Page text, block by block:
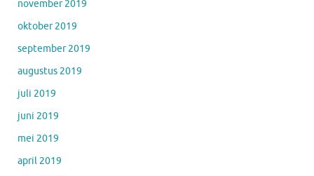
november 2019
oktober 2019
september 2019
augustus 2019
juli 2019
juni 2019
mei 2019
april 2019